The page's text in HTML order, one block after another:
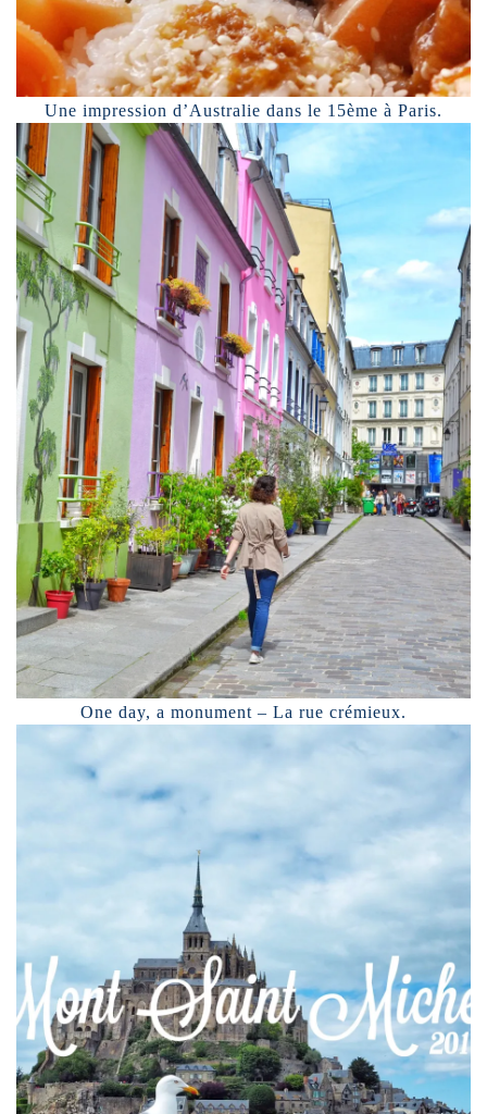
Une impression d’Australie dans le 15ème à Paris.
One day, a monument – La rue crémieux.